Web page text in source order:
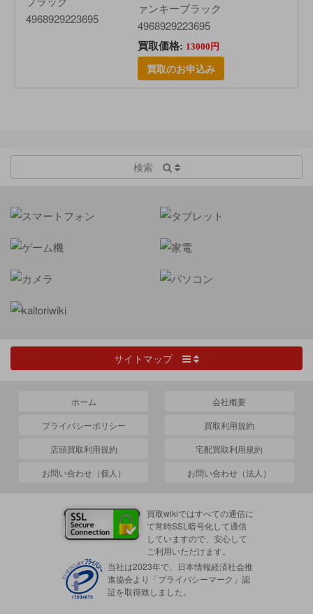
ァンキーブラック
4968929223695
買取価格: 13000円
買取のお申込み
検索
サイトマップ
ホーム
会社概要
プライバシーポリシー
買取利用規約
店頭買取利用規約
宅配買取利用規約
お問い合わせ（個人）
お問い合わせ（法人）
買取wikiではすべての通信に
て常時SSL暗号化して通信
していますので、安心して
ご利用いただけます。
当社は2023年で、日本情報経済社会推
進協会より「プライバシーマーク」認
証を取得致しました。